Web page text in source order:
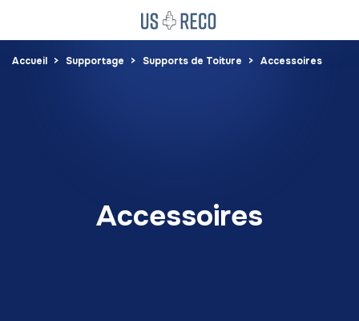
Accueil Supportage Supports de Toiture Accessoires
Accessoires